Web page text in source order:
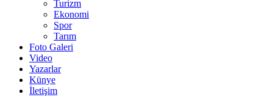
Turizm
Ekonomi
Spor
Tarım
Foto Galeri
Video
Yazarlar
Künye
İletişim